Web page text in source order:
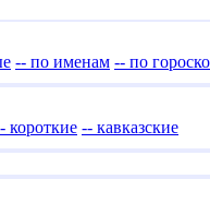
-- по именам -- по
короткие -- кавказские